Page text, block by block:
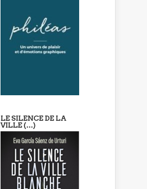
LE SILENCE DE LA
VILLE (…)